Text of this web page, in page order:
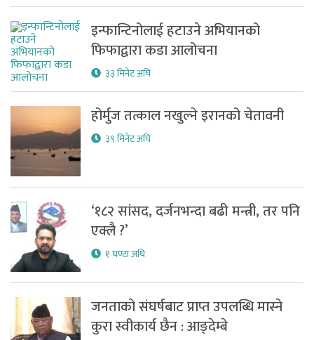
इन्फान्टिनोलाई हटाउने अभियानको
फिफाद्वारा कडा आलोचना
३३ मिनेट अघि
होर्मुज तत्काल नखुल्ने इरानको चेतावनी
३९ मिनेट अघि
‘१८२ सांसद, दर्जनभन्दा बढी मन्त्री, तर पनि
एक्लै ?’
१ घण्टा अघि
जनताको संघर्षबाट प्राप्त उपलब्धि मास्ने
कुरा स्वीकार्य छैन : आङ्देम्बे